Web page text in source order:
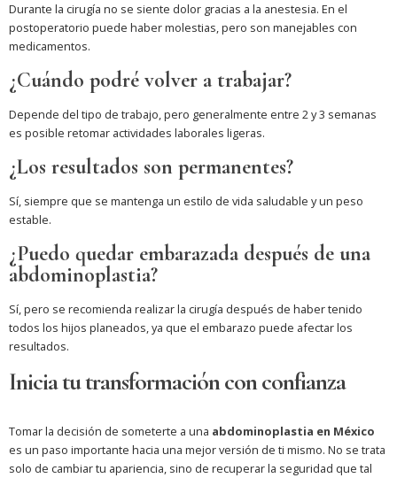
Durante la cirugía no se siente dolor gracias a la anestesia. En el
postoperatorio puede haber molestias, pero son manejables con
medicamentos.
¿Cuándo podré volver a trabajar?
Depende del tipo de trabajo, pero generalmente entre 2 y 3 semanas
es posible retomar actividades laborales ligeras.
¿Los resultados son permanentes?
Sí, siempre que se mantenga un estilo de vida saludable y un peso
estable.
¿Puedo quedar embarazada después de una
abdominoplastia?
Sí, pero se recomienda realizar la cirugía después de haber tenido
todos los hijos planeados, ya que el embarazo puede afectar los
resultados.
Inicia tu transformación con confianza
Tomar la decisión de someterte a una abdominoplastia en México
es un paso importante hacia una mejor versión de ti mismo. No se trata
solo de cambiar tu apariencia, sino de recuperar la seguridad que tal